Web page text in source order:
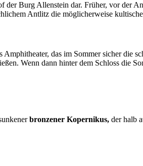
der Burg Allenstein dar. Früher, vor der
Antlitz die möglicherweise
das im Sommer sicher die
Wenn dann hinter dem Schloss die
bronzener Kopernikus, der halb